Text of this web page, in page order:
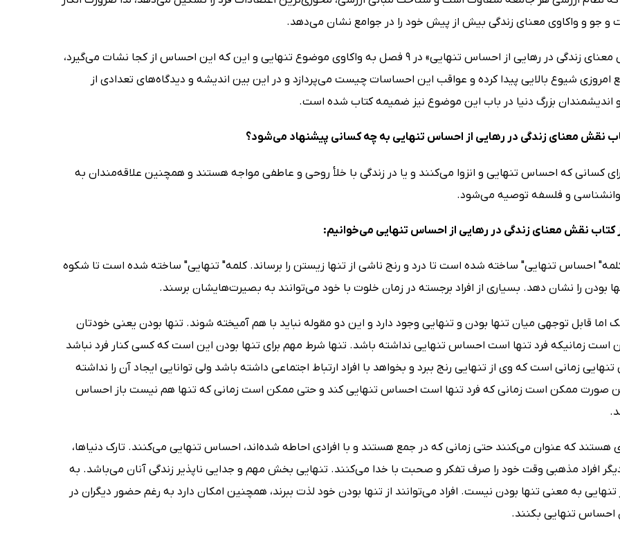
و جو و واکاوی معنای زندگی بیش از پیش خود را در جوامع نشان می‌دهد.
کتاب «نقش معنای زندگی در رهایی از احساس تنهایی» در 9 فصل به واکاوی موضوع تنهایی و این که این احساس از کجا نشات می‌گیرد،
امروزی شیوع بالایی پیدا کرده و عواقب این احساسات چیست می‌پردازد و در این بین اندیشه و دیدگاه‌های تعدادی از
اندیشمندان بزرگ دنیا در باب این موضوع نیز ضمیمه کتاب شده است.
نقش معنای زندگی در رهایی از احساس تنهایی به چه کسانی پیشنهاد می‌شود؟
کسانی که احساس تنهایی و انزوا می‌کنند و یا در زندگی با خلأ روحی و عاطفی مواجه هستند و همچنین علاقه‌مندان به
و فلسفه توصیه می‌شود.
کتاب نقش معنای زندگی در رهایی از احساس تنهایی می‌خوانیم:
احساس تنهایی" ساخته شده است تا درد و رنج ناشی از تنها زیستن را برساند. کلمه" تنهایی" ساخته شده است تا شکوه
بودن را نشان دهد. بسیاری از افراد برجسته در زمان خلوت با خود می‌توانند به بصیرت‌هایشان برسند.
اما قابل توجهی میان تنها بودن و تنهایی وجود دارد و این دو مقوله نباید با هم آمیخته شوند. تنها بودن یعنی خودتان
است زمانیکه فرد تنها است احساس تنهایی نداشته باشد. تنها شرط مهم برای تنها بودن این است که کسی کنار فرد نباشد
زمانی است که وی از تنهایی رنج ببرد و بخواهد با افراد ارتباط اجتماعی داشته باشد ولی توانایی ایجاد آن را نداشته
صورت ممکن است زمانی که فرد تنها است احساس تنهایی کند و حتی ممکن است زمانی که تنها هم نیست باز احساس
هستند که عنوان می‌کنند حتی زمانی که در جمع هستند و با افرادی احاطه شده‌اند، احساس تنهایی می‌کنند. تارک دنیاها،
افراد مذهبی وقت خود را صرف تفکر و صحبت با خدا می‌کنند. تنهایی بخش مهم و جدایی ناپذیر زندگی آنان می‌باشد‌. به
تنهایی به معنی تنها بودن نیست. افراد می‌توانند از تنها بودن خود لذت ببرند، همچنین امکان دارد به رغم حضور دیگران در
احساس تنهایی بکنند.